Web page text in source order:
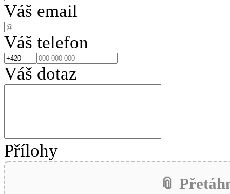
Váš email
Váš telefon
Váš dotaz
Přílohy
📎